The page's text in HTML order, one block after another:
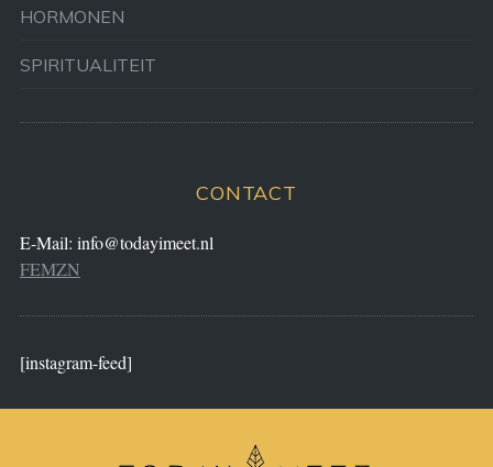
HORMONEN
SPIRITUALITEIT
CONTACT
E-Mail: info@todayimeet.nl
FEMZN
[instagram-feed]